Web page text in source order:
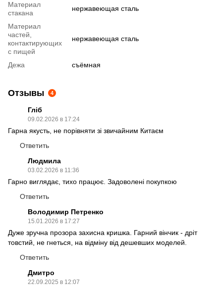
Материал
стакана
нержавеющая сталь
Материал
частей,
контактирующих
с пищей
нержавеющая сталь
Дежа съёмная
Отзывы 4
Гліб
09.02.2026 в 17:24
Гарна якусть, не порівняти зі звичайним Китаєм
Ответить
Людмила
03.02.2026 в 11:36
Гарно виглядає, тихо працює. Задоволені покупкою
Ответить
Володимир Петренко
15.01.2026 в 17:27
Дуже зручна прозора захисна кришка. Гарний вінчик - дріт
товстий, не гнеться, на відміну від дешевших моделей.
Ответить
Дмитро
22.09.2025 в 12:07